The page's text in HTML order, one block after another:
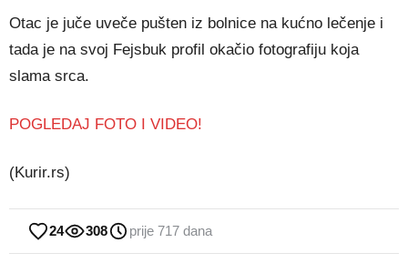
Otac je juče uveče pušten iz bolnice na kućno lečenje i
tada je na svoj Fejsbuk profil okačio fotografiju koja
slama srca.
POGLEDAJ FOTO I VIDEO!
(Kurir.rs)
24 308 prije 717 dana